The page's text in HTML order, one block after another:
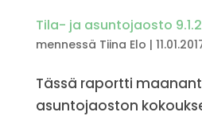
Tila- ja asuntojaosto
mennessä Tiina Elo |
Tässä raportti
asuntojaoston